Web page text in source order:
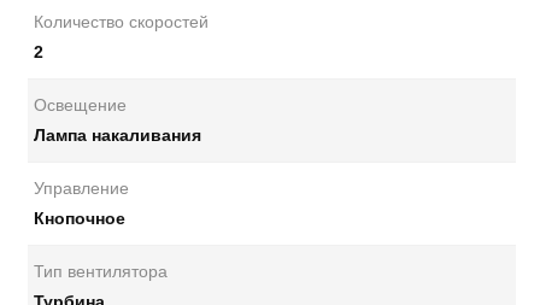
Количество скоростей
2
Освещение
Лампа накаливания
Управление
Кнопочное
Тип вентилятора